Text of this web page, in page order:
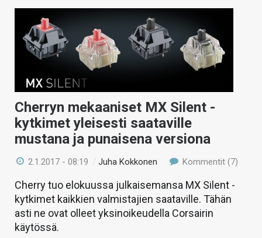
HINTA.FI
VAIHDA TEEMA
Cherryn mekaaniset MX Silent -
kytkimet yleisesti saataville
mustana ja punaisena versiona
2.1.2017 - 08:19 /Juha Kokkonen Kommentit (7)
Cherry tuo elokuussa julkaisemansa MX Silent -
kytkimet kaikkien valmistajien saataville. Tähän
asti ne ovat olleet yksinoikeudella Corsairin
käytössä.